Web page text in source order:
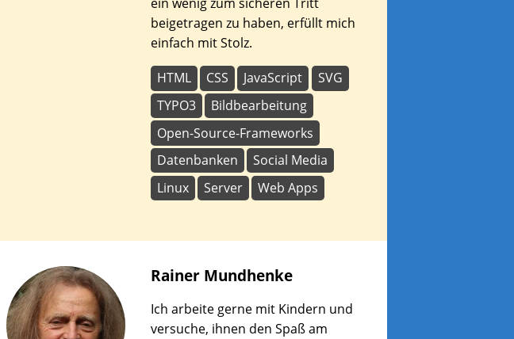
beigetragen zu haben, erfüllt mich
einfach mit Stolz.
HTML CSS JavaScript
SVG
TYPO3
Bildbearbeitung
Open-Source-Frameworks
Datenbanken
Social Media
Linux
Server Web Apps
Rainer Mundhenke
Ich arbeite gerne mit Kindern und
versuche, ihnen den Spaß am